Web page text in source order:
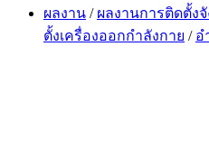
Post
category:
ผลงาน / ผลงานการติดตั้ง
ตั้งเครื่องออกกำลังกาย / อ